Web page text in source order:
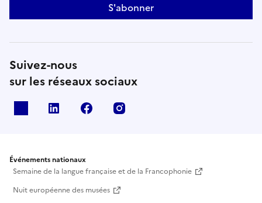
S'abonner
Suivez-nous
sur les réseaux sociaux
Linkedin Facebook
Événements nationaux
Semaine de la langue française et de la Francophonie
Nuit européenne des musées